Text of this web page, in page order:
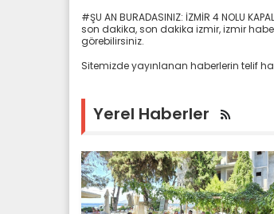
#ŞU AN BURADASINIZ: İZMİR 4 NOLU
son dakika, son dakika izmir, izmir
görebilirsiniz.
Sitemizde yayınlanan haberlerin telif
Yerel Haberler